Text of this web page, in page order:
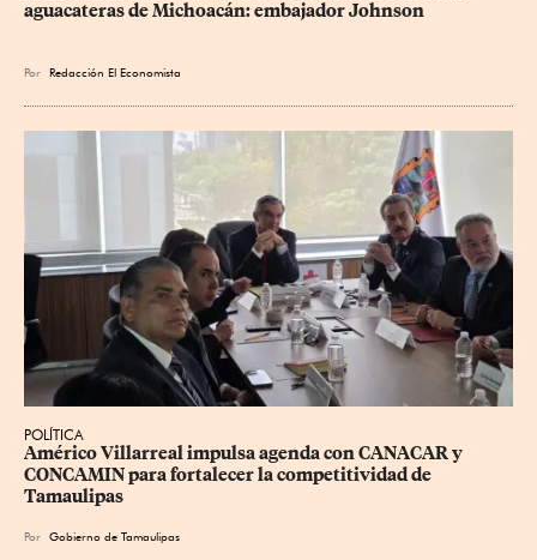
aguacateras de Michoacán: embajador Johnson
Por Redacción El Economista
POLÍTICA
Américo Villarreal impulsa agenda con CANACAR y
CONCAMIN para fortalecer la competitividad de
Tamaulipas
Por Gobierno de Tamaulipas